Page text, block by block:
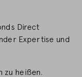
Direct
Expertise und
zu heißen.